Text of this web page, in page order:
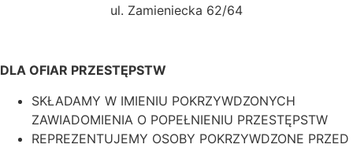
ul. Zamieniecka 62/64
DLA OFIAR PRZESTĘPSTW
SKŁADAMY W IMIENIU POKRZYWDZONYCH
ZAWIADOMIENIA O POPEŁNIENIU PRZESTĘPSTW
REPREZENTUJEMY OSOBY POKRZYWDZONE PRZED